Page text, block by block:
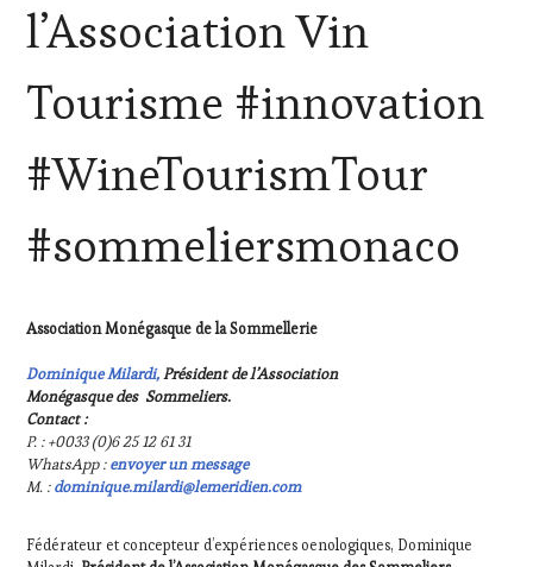
DÉGUSTATIONS,
TASTING ,
MASTERCLASS,
PRESSE
ÉCRITE,
TV,
WEB,
VIN
PRODUCTEURS
TERROIR,
RESTAURATEUR,
CHEF,
CUISINIER,
ŒNOLOGUE,
SALONS
l’Association Vin
Tourisme #innovation
#WineTourismTour
#sommeliersmonaco
Association Monégasque de la Sommellerie
Dominique Milardi,Président de l’Association
Monégasque des Sommeliers.
Contact :
P. : +0033 (0)6 25 12 61 31
WhatsApp :envoyer un message
M. :dominique.milardi@lemeridien.com
Fédérateur et concepteur d’expériences oenologiques, Dominique